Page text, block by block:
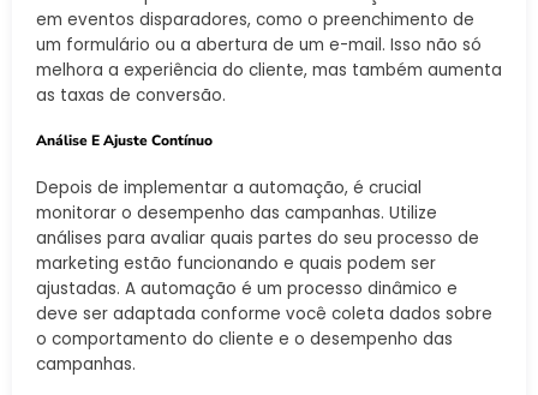
em eventos disparadores, como o preenchimento de
um formulário ou a abertura de um e-mail. Isso não só
melhora a experiência do cliente, mas também aumenta
as taxas de conversão.
Análise E Ajuste Contínuo
Depois de implementar a automação, é crucial
monitorar o desempenho das campanhas. Utilize
análises para avaliar quais partes do seu processo de
marketing estão funcionando e quais podem ser
ajustadas. A automação é um processo dinâmico e
deve ser adaptada conforme você coleta dados sobre
o comportamento do cliente e o desempenho das
campanhas.